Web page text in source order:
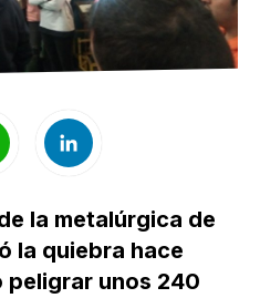
la metalúrgica de
la quiebra hace
peligrar unos 240